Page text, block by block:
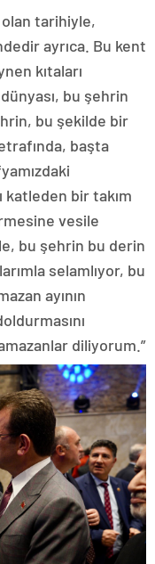
tarihiyle,
ayrıca. Bu kent
kıtaları
bu şehrin
bu şekilde bir
başta
katleden bir takım
vesile
bu şehrin bu derin
selamlıyor, bu
ayının
diliyorum.”